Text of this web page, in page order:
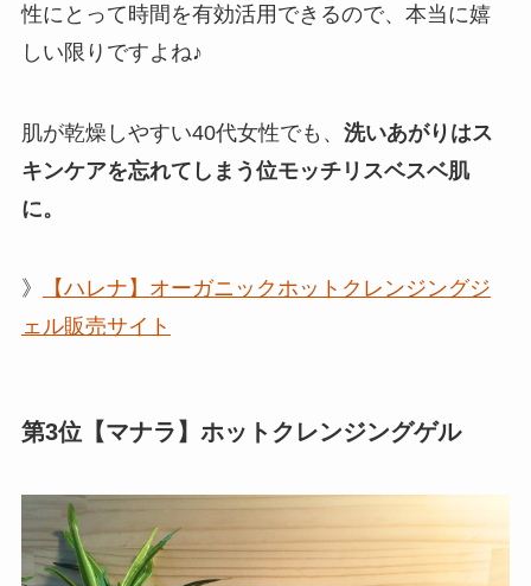
性にとって時間を有効活用できるので、本当に嬉
しい限りですよね♪
肌が乾燥しやすい40代女性でも、 洗いあがりはス
キンケアを忘れてしまう位モッチリスベスベ肌
に。
》
【ハレナ】オーガニックホットクレンジングジ
ェル販売サイト
第3位【マナラ】ホットクレンジングゲル